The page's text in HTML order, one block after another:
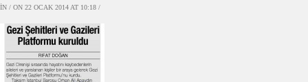
IN / ON 22 OCAK 2014 AT 10:18 /